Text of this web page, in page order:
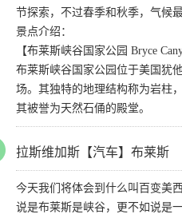
节探索，不过春季和秋季，气候
景点介绍：
【布莱斯峡谷国家公园 Bryce
布莱斯峡谷国家公园位于美国犹
场。其独特的地理结构称为岩柱
其被誉为天然石俑的殿堂。
拉斯维加斯【汽车】布莱斯
今天我们将体会到什么叫百变美
说是布莱斯是峡谷，更不如说是